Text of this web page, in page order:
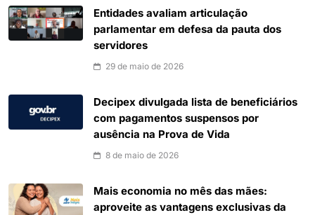
Entidades avaliam articulação
parlamentar em defesa da pauta dos
servidores
29 de maio de 2026
Decipex divulgada lista de beneficiários
com pagamentos suspensos por
ausência na Prova de Vida
8 de maio de 2026
Mais economia no mês das mães:
aproveite as vantagens exclusivas da